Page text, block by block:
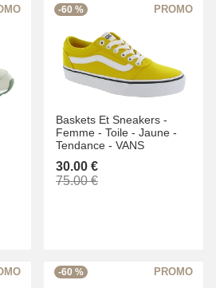
-60 %
Baskets Et Sneakers -
Femme - Toile - Jaune -
Tendance - VANS
30.00 €
75.00 €
-60 %